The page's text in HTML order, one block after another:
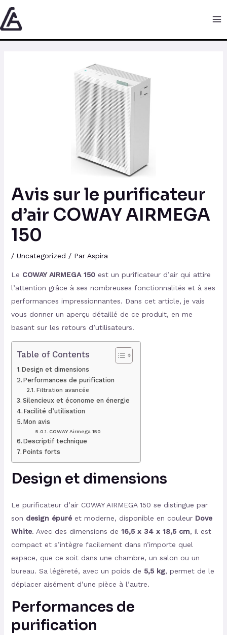
Aller
au
contenu
Avis sur le purificateur
d’air COWAY AIRMEGA
150
/ Uncategorized / Par Aspira
Le COWAY AIRMEGA 150est un purificateur d’air qui attire
l’attention grâce à ses nombreuses fonctionnalités et à ses
performances impressionnantes. Dans cet article, je vais
vous donner un aperçu détaillé de ce produit, en me
basant sur les retours d’utilisateurs.
Table of Contents
Design et dimensions
Performances de purification
Filtration avancée
Silencieux et économe en énergie
Facilité d’utilisation
Mon avis
COWAY Airmega 150
Descriptif technique
Points forts
Design et dimensions
Le purificateur d’air COWAY AIRMEGA 150 se distingue par
son design épuréet moderne, disponible en couleur Dove
White. Avec des dimensions de 16,5 x 34 x 18,5 cm, il est
compact et s’intègre facilement dans n’importe quel
espace, que ce soit dans une chambre, un salon ou un
bureau. Sa légèreté, avec un poids de 5,5 kg, permet de le
déplacer aisément d’une pièce à l’autre.
Performances de
purification